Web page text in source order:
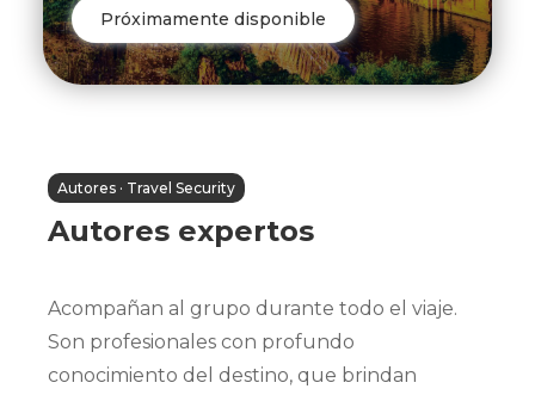
Próximamente disponible
Autores · Travel Security
Autores expertos
Acompañan al grupo durante todo el viaje.
Son profesionales con profundo
conocimiento del destino, que brindan